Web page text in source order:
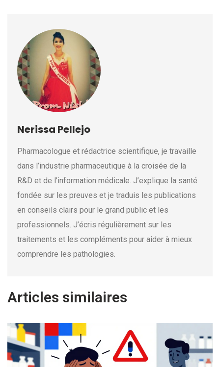
Nerissa Pellejo
Pharmacologue et rédactrice scientifique, je travaille
dans l’industrie pharmaceutique à la croisée de la
R&D et de l’information médicale. J’explique la santé
fondée sur les preuves et je traduis les publications
en conseils clairs pour le grand public et les
professionnels. J’écris régulièrement sur les
traitements et les compléments pour aider à mieux
comprendre les pathologies.
Articles similaires